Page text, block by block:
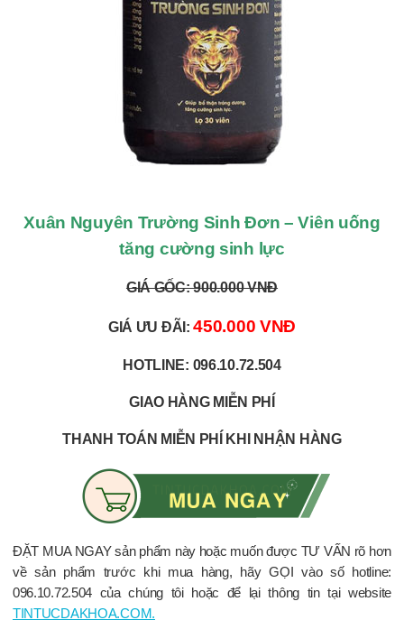
Xuân Nguyên Trường Sinh Đơn – Viên uống
tăng cường sinh lực
GIÁ GỐC: 900.000 VNĐ
GIÁ ƯU ĐÃI:450.000 VNĐ
HOTLINE: 096.10.72.504
GIAO HÀNG MIỄN PHÍ
THANH TOÁN MIỄN PHÍ KHI NHẬN HÀNG
ĐẶT MUA NGAY sản phẩm này hoặc muốn được TƯ VẤN rõ hơn
về sản phẩm trước khi mua hàng, hãy GỌI vào số hotline:
096.10.72.504 của chúng tôi hoặc để lại thông tin tại website
TINTUCDAKHOA.COM.